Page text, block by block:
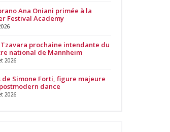
Ana Oniani primée à la
Festival Academy
Tzavara prochaine intendante du
national de Mannheim
2026
de Simone Forti, figure majeure
dance
2026